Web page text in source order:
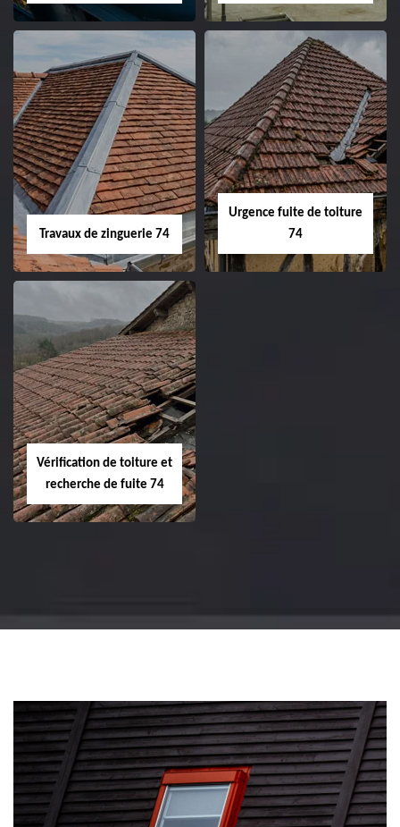
Travaux de zinguerie 74
Urgence fuite de toiture
74
Vérification de toiture et
recherche de fuite 74